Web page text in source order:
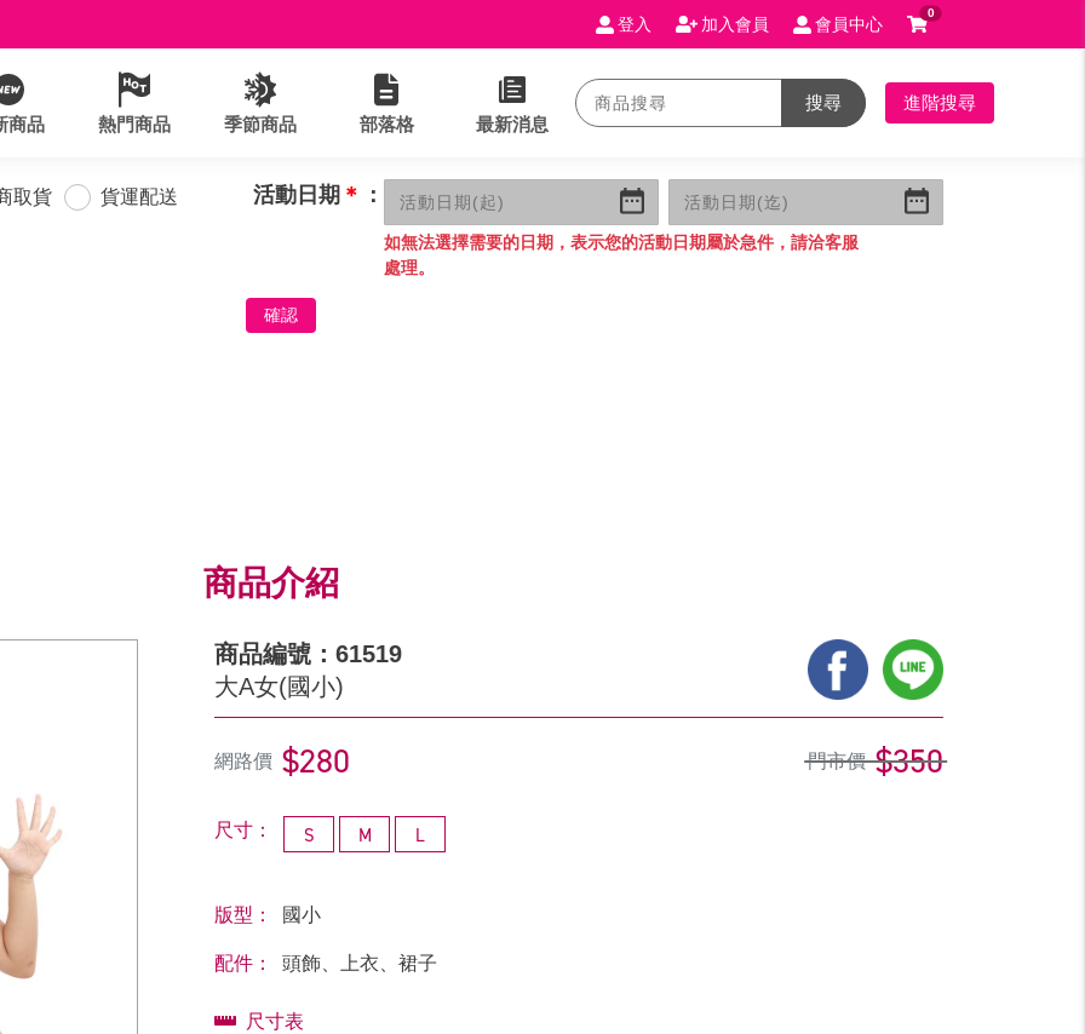
登入 加入會員 會員中心
0
商品 熱門商品 季節商品 部落格 最新消息
搜尋 進階搜尋
取貨 貨運配送 活動日期 ＊ ：
如無法選擇需要的日期，表示您的活動日期屬於急件，請洽客服
處理。
確認
商品介紹
商品編號：61519
大A女(國小)
網路價 $280 門市價 $350
尺寸： S M L
版型： 國小
配件： 頭飾、上衣、裙子
尺寸表